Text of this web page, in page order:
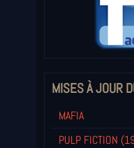
MISES À JOUR
MAFIA
PULP FICTION